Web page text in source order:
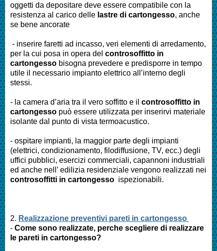
oggetti da depositare deve essere compatibile con la
resistenza al carico delle lastre di cartongesso, anche
se bene ancorate
- inserire faretti ad incasso, veri elementi di arredamento,
per la cui posa in opera del controsoffitto in
cartongesso bisogna prevedere e predisporre in tempo
utile il necessario impianto elettrico all’interno degli
stessi.
- la camera d’aria tra il vero soffitto e il controsoffitto in
cartongesso può essere utilizzata per inserirvi materiale
isolante dal punto di vista termoacustico.
- ospitare impianti, la maggior parte degli impianti
(elettrici, condizionamento, filodiffusione, TV, ecc.) degli
uffici pubblici, esercizi commerciali, capannoni industriali
ed anche nell’ edilizia residenziale vengono realizzati nei
controsoffitti in cartongesso ispezionabili.
2. Realizzazione preventivi pareti in cartongesso
- Come sono realizzate, perche scegliere di realizzare
le pareti in cartongesso?